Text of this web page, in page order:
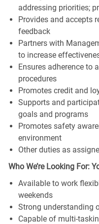
addressing priorities;
Provides and accepts
feedback
Partners with
to increase
Ensures adherence to
procedures
Promotes credit and
Supports and
goals and programs
Promotes safety
environment
Other duties as
Who We’re Looking For:
Available to work
weekends
Strong understanding
Capable of multi-